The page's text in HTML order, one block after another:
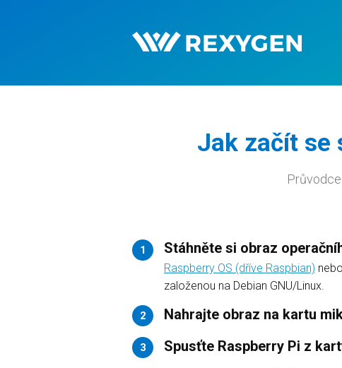
Jak začít se
1 Stáhněte si obraz
Raspberry OS (dříve Raspbian)
založenou na Debian GNU/Linux.
2 Nahrajte obraz na kartu
3 Spusťte Raspberry Pi z